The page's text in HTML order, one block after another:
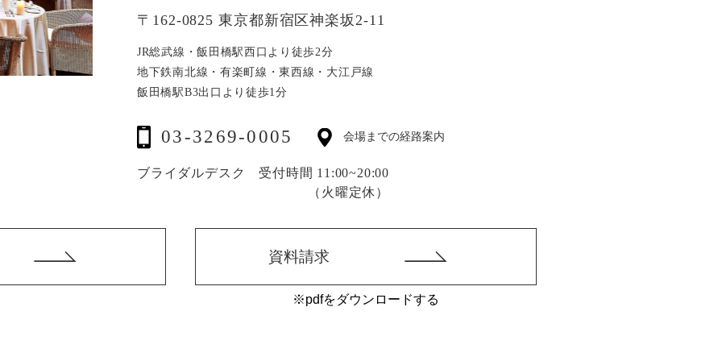
〒162-0825 東京都新宿区神楽坂2-11
JR総武線・飯田橋駅西口より徒歩2分
地下鉄南北線・有楽町線・東西線・大江戸線
飯田橋駅B3出口より徒歩1分
会場までの経路案内
03-3269-0005
ブライダルデスク 受付時間 11:00~20:00
（火曜定休）
資料請求
※pdfをダウンロードする